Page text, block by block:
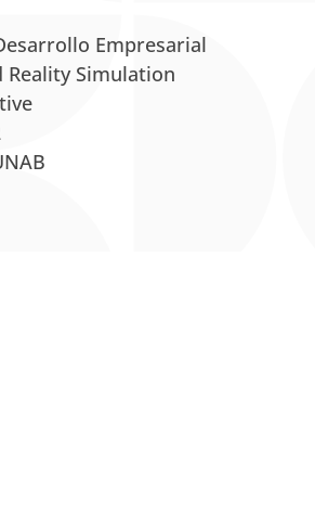
Empresarial
Reality Simulation